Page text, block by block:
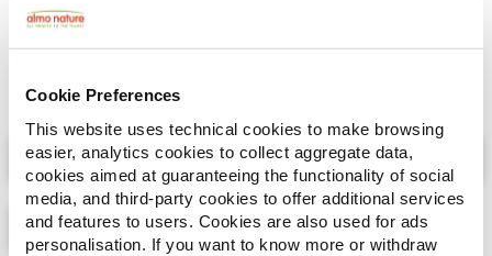
Cookie Preferences
This website uses technical cookies to make browsing
easier, analytics cookies to collect aggregate data,
cookies aimed at guaranteeing the functionality of social
media, and third-party cookies to offer additional services
and features to users. Cookies are also used for ads
personalisation. If you want to know more or withdraw
Select a tab